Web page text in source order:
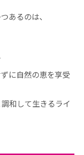
あるのは、
に自然の恵を享受
和して生きるライ